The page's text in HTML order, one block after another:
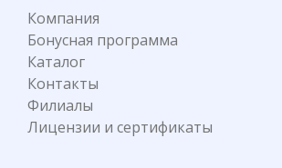
Компания
Бонусная программа
Каталог
Контакты
Филиалы
Лицензии и сертификаты